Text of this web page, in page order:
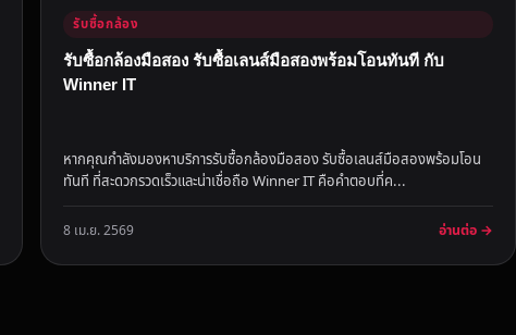
รับซื้อกล้อง
รับซื้อกล้องมือสอง รับซื้อเลนส์มือสองพร้อมโอนทันที กับ
Winner IT
หากคุณกำลังมองหาบริการรับซื้อกล้องมือสอง รับซื้อเลนส์มือสองพร้อมโอน
ทันที ที่สะดวกรวดเร็วและน่าเชื่อถือ Winner IT คือคำตอบที่ค...
8 เม.ย. 2569 อ่านต่อ →